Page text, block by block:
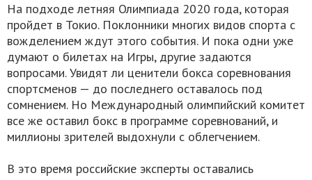
На подходе летняя Олимпиада 2020 года, которая
пройдет в Токио. Поклонники многих видов спорта с
вожделением ждут этого события. И пока одни уже
думают о билетах на Игры, другие задаются
вопросами. Увидят ли ценители бокса соревнования
спортсменов — до последнего оставалось под
сомнением. Но Международный олимпийский комитет
все же оставил бокс в программе соревнований, и
миллионы зрителей выдохнули с облегчением.
В это время российские эксперты оставались